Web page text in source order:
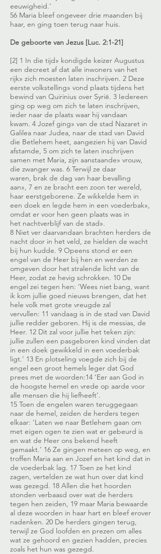
eeuwigheid.’
56 Maria bleef ongeveer drie maanden bij
haar, en ging toen terug naar huis.
De geboorte van Jezus [Luc. 2:1-21]
[2] 1 In die tijd» kondigde keizer Augustus
een decreet af dat alle inwoners van het
rijk» zich moesten laten inschrijven. 2 Deze
eerste volkstelling» vond plaats tijdens het
bewind van Quirinius over Syrië. 3 Iedereen
ging op weg om zich te laten inschrijven,
ieder naar de plaats waar hij vandaan
kwam. 4 Jozef ging» van de stad Nazaret in
Galilea naar Judea, naar de stad van David
die Betlehem heet, aangezien hij van David
afstamde, 5 om zich te laten inschrijven
samen met Maria, zijn aanstaande» vrouw,
die zwanger was. 6 Terwijl ze daar
waren, brak de dag van haar bevalling
aan», 7 en ze bracht een zoon ter wereld,
haar eerstgeborene. Ze wikkelde hem in
een doek en legde hem in een voederbak»,
omdat er voor hen geen plaats was in
het nachtverblijf van de stad».
8 Niet ver daarvandaan brachten herders de
nacht door in het veld, ze hielden de wacht
bij hun kudde. 9 Opeens stond er een
engel van de Heer bij hen en werden ze
omgeven door het stralende licht van de
Heer, zodat ze hevig schrokken. 10 De
engel zei tegen hen: ‘Wees niet bang, want
ik kom jullie goed nieuws brengen, dat het
hele volk met grote vreugde zal
vervullen: 11 vandaag is in de stad van David
jullie redder geboren. Hij is de messias, de
Heer. 12 Dit zal voor jullie het teken zijn:
jullie zullen een pasgeboren kind vinden dat
in een doek gewikkeld in een voederbak
ligt.’ 13 En plotseling voegde zich bij de
engel een groot hemels leger dat God
prees met de woorden:14 ‘Eer aan God in
de hoogste hemel en vrede op aarde voor
alle mensen die hij liefheeft’.
15 Toen de engelen waren teruggegaan
naar de hemel, zeiden de herders tegen
elkaar: ‘Laten we naar Betlehem gaan om
met eigen ogen te zien wat er gebeurd is
en wat de Heer ons bekend heeft
gemaakt.’ 16 Ze gingen meteen op weg, en
troffen Maria aan en Jozef en het kind dat in
de voederbak lag. 17 Toen ze het kind
zagen, vertelden ze wat hun over dat kind
was gezegd. 18 Allen die het hoorden
stonden verbaasd over wat de herders
tegen hen zeiden, 19 maar Maria bewaarde
al deze woorden in haar hart en bleef erover
nadenken. 20 De herders gingen terug,
terwijl ze God loofden en prezen om alles
wat ze gehoord en gezien hadden, precies
zoals het hun was gezegd.